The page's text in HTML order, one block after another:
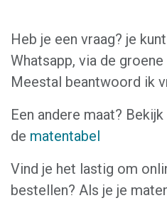
Heb je een vraag? je
Whatsapp, via de
Meestal beantwoord ik
Een andere maat?
de matentabel
Vind je het lastig om
bestellen? Als je je